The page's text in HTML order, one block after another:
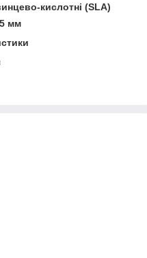
кислотні (SLA)
мм